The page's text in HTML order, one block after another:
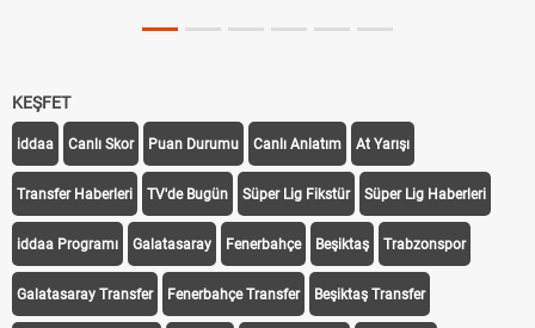
KEŞFET
iddaa Canlı Skor Puan Durumu Canlı Anlatım At Yarışı
Transfer Haberleri TV'de Bugün Süper Lig Fikstür Süper Lig Haberleri
iddaa Programı Galatasaray Fenerbahçe Beşiktaş Trabzonspor
Galatasaray Transfer Fenerbahçe Transfer Beşiktaş Transfer